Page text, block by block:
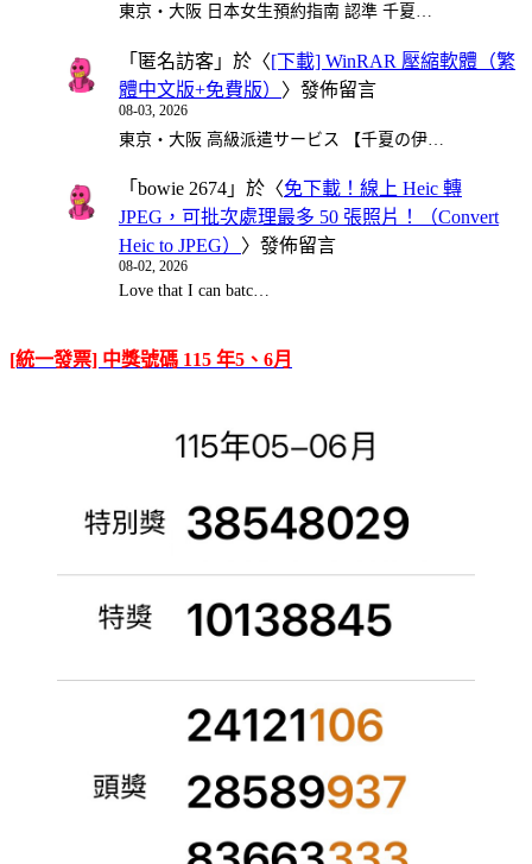
東京・大阪 日本女生預約指南 認準 千夏…
「 匿名訪客 」於〈[下載] WinRAR 壓縮軟體（繁
體中文版+免費版） 〉發佈留言
08-03, 2026
東京・大阪 高級派遣サービス 【千夏の伊…
「 bowie 2674 」於〈免下載！線上 Heic 轉
JPEG，可批次處理最多 50 張照片！（Convert
Heic to JPEG） 〉發佈留言
08-02, 2026
Love that I can batc…
[統一發票] 中獎號碼 115 年5、6月